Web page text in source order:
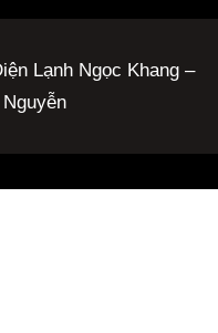
Lạnh Ngọc Khang –